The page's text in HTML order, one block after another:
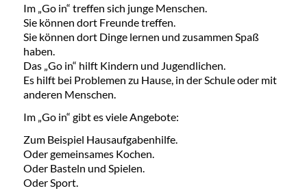
Im „Go in“ treffen sich junge Menschen.
Sie können dort Freunde treffen.
Sie können dort Dinge lernen und zusammen Spaß
haben.
Das „Go in“ hilft Kindern und Jugendlichen.
Es hilft bei Problemen zu Hause, in der Schule oder mit
anderen Menschen.
Im „Go in“ gibt es viele Angebote:
Zum Beispiel Hausaufgabenhilfe.
Oder gemeinsames Kochen.
Oder Basteln und Spielen.
Oder Sport.